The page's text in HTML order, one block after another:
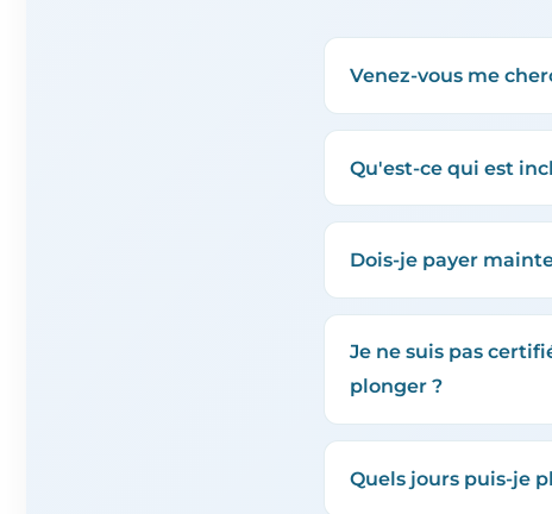
Je ne suis pas